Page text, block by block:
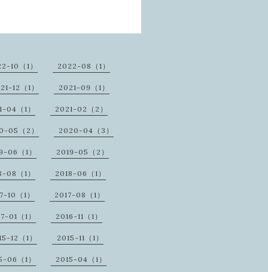
10（1） 2022-08（1）
12（1） 2021-09（1）
04（1） 2021-02（2）
05（2） 2020-04（3）
06（1） 2019-05（2）
08（1） 2018-06（1）
10（1） 2017-08（1）
01（1） 2016-11（1）
12（1） 2015-11（1）
06（1） 2015-04（1）